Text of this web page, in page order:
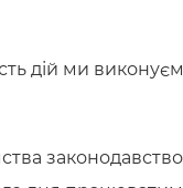
дій ми